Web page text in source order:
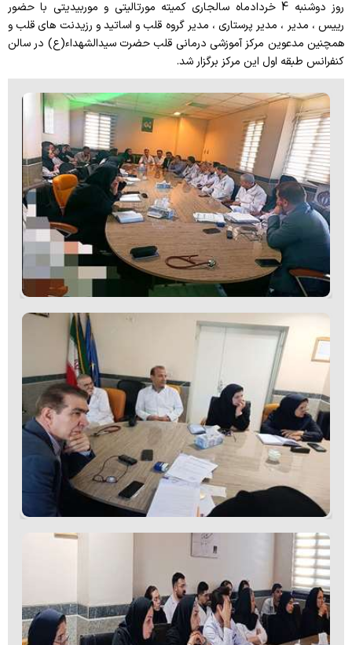
راهنمای مراجعین
منشور حقوق بیمار
مراحل پذیرش بیماران
بیمه های طرف قرارداد
راهنمای طبقات
راهنمای دریافت نوبت از درمانگاه
ارتباط با ما
روز دوشنبه 4 خردادماه سالجاری کمیته مورتالیتی و موربیدیتی با حضور
رییس ، مدیر ، مدیر پرستاری ، مدیر گروه قلب و اساتید و رزیدنت های قلب و
همچنین مدعوین مرکز آموزشی درمانی قلب حضرت سیدالشهداء(ع) در سالن
کنفرانس طبقه اول این مرکز برگزار شد.